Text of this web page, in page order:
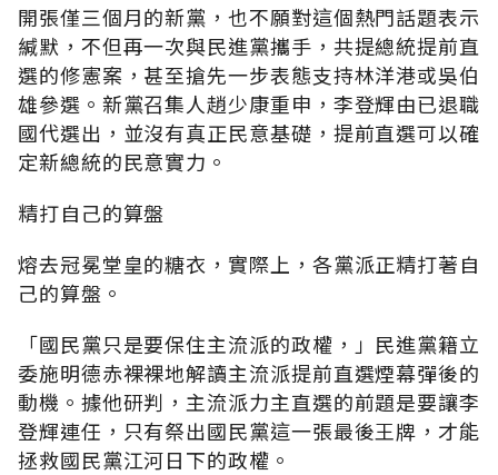
開張僅三個月的新黨，也不願對這個熱門話題表示
緘默，不但再一次與民進黨攜手，共提總統提前直
選的修憲案，甚至搶先一步表態支持林洋港或吳伯
雄參選。新黨召集人趙少康重申，李登輝由已退職
國代選出，並沒有真正民意基礎，提前直選可以確
定新總統的民意實力。
精打自己的算盤
熔去冠冕堂皇的糖衣，實際上，各黨派正精打著自
己的算盤。
「國民黨只是要保住主流派的政權，」民進黨籍立
委施明德赤裸裸地解讀主流派提前直選煙幕彈後的
動機。據他研判，主流派力主直選的前題是要讓李
登輝連任，只有祭出國民黨這一張最後王牌，才能
拯救國民黨江河日下的政權。